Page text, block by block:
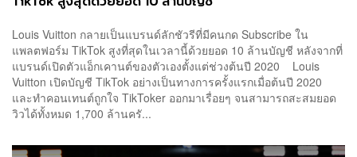
Louis Vuitton กลายเป็นแบรนด์ลักชัวรีที่มีคนกด Subscribe ใน
แพลตฟอร์ม TikTok สูงที่สุดในเวลานี้ด้วยยอด 10 ล้านบัญชี หลังจากที่
แบรนด์เปิดตัวแอ็กเคานต์ของตัวเองตั้งแต่ช่วงต้นปี 2020 Louis
Vuitton เปิดบัญชี TikTok อย่างเป็นทางการครั้งแรกเมื่อต้นปี 2020
และทำคอนเทนต์ถูกใจ TikToker ออกมาเรื่อยๆ จนสามารถสะสมยอด
วิวได้ทั้งหมด 1,700 ล้านครั...